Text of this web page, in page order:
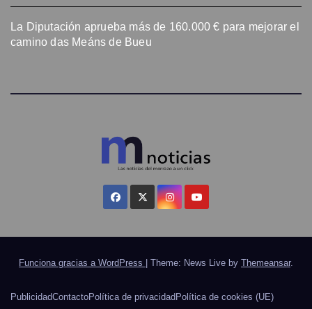
La Diputación aprueba más de 160.000 € para mejorar el
camino das Meáns de Bueu
Funciona gracias a WordPress Theme: News Live by Themeansar.
PublicidadContactoPolítica de privacidadPolítica de cookies (UE)